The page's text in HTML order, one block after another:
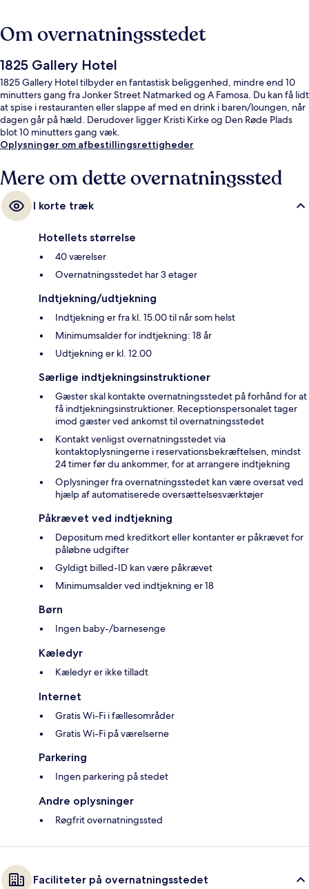
Om overnatningsstedet
1825 Gallery Hotel
1825 Gallery Hotel tilbyder en fantastisk beliggenhed, mindre end 10
minutters gang fra Jonker Street Natmarked og A Famosa. Du kan få lidt
at spise i restauranten eller slappe af med en drink i baren/loungen, når
dagen går på hæld. Derudover ligger Kristi Kirke og Den Røde Plads
blot 10 minutters gang væk.
Oplysninger om afbestillingsrettigheder
Mere om dette overnatningssted
I korte træk
Hotellets størrelse
40 værelser
Overnatningsstedet har 3 etager
Indtjekning/udtjekning
Indtjekning er fra kl. 15.00 til når som helst
Minimumsalder for indtjekning: 18 år
Udtjekning er kl. 12.00
Særlige indtjekningsinstruktioner
Gæster skal kontakte overnatningsstedet på forhånd for at
få indtjekningsinstruktioner. Receptionspersonalet tager
imod gæster ved ankomst til overnatningsstedet
Kontakt venligst overnatningsstedet via
kontaktoplysningerne i reservationsbekræftelsen, mindst
24 timer før du ankommer, for at arrangere indtjekning
Oplysninger fra overnatningsstedet kan være oversat ved
hjælp af automatiserede oversættelsesværktøjer
Påkrævet ved indtjekning
Depositum med kreditkort eller kontanter er påkrævet for
påløbne udgifter
Gyldigt billed-ID kan være påkrævet
Minimumsalder ved indtjekning er 18
Børn
Ingen baby-/barnesenge
Kæledyr
Kæledyr er ikke tilladt
Internet
Gratis Wi-Fi i fællesområder
Gratis Wi-Fi på værelserne
Parkering
Ingen parkering på stedet
Andre oplysninger
Røgfrit overnatningssted
Faciliteter på overnatningsstedet